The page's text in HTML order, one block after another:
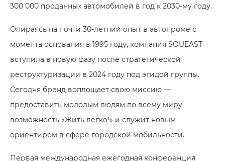
300 000 проданных автомобилей в год к 2030-му году.
Опираясь на почти 30-летний опыт в автопроме с
момента основания в 1995 году, компания SOUEAST
вступила в новую фазу после стратегической
реструктуризации в 2024 году под эгидой группы.
Сегодня бренд воплощает свою миссию —
предоставить молодым людям по всему миру
возможность «Жить легко!» и служит новым
ориентиром в сфере городской мобильности.
Первая международная ежегодная конференция